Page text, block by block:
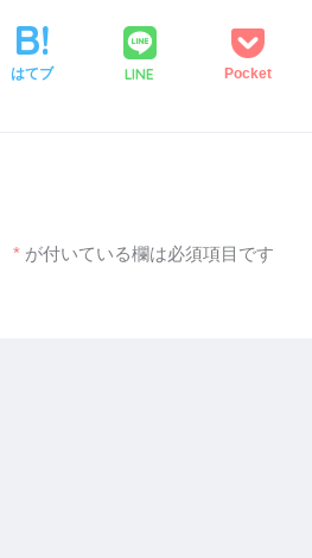
はてブ LINE Pocket
* が付いている欄は必須項目です